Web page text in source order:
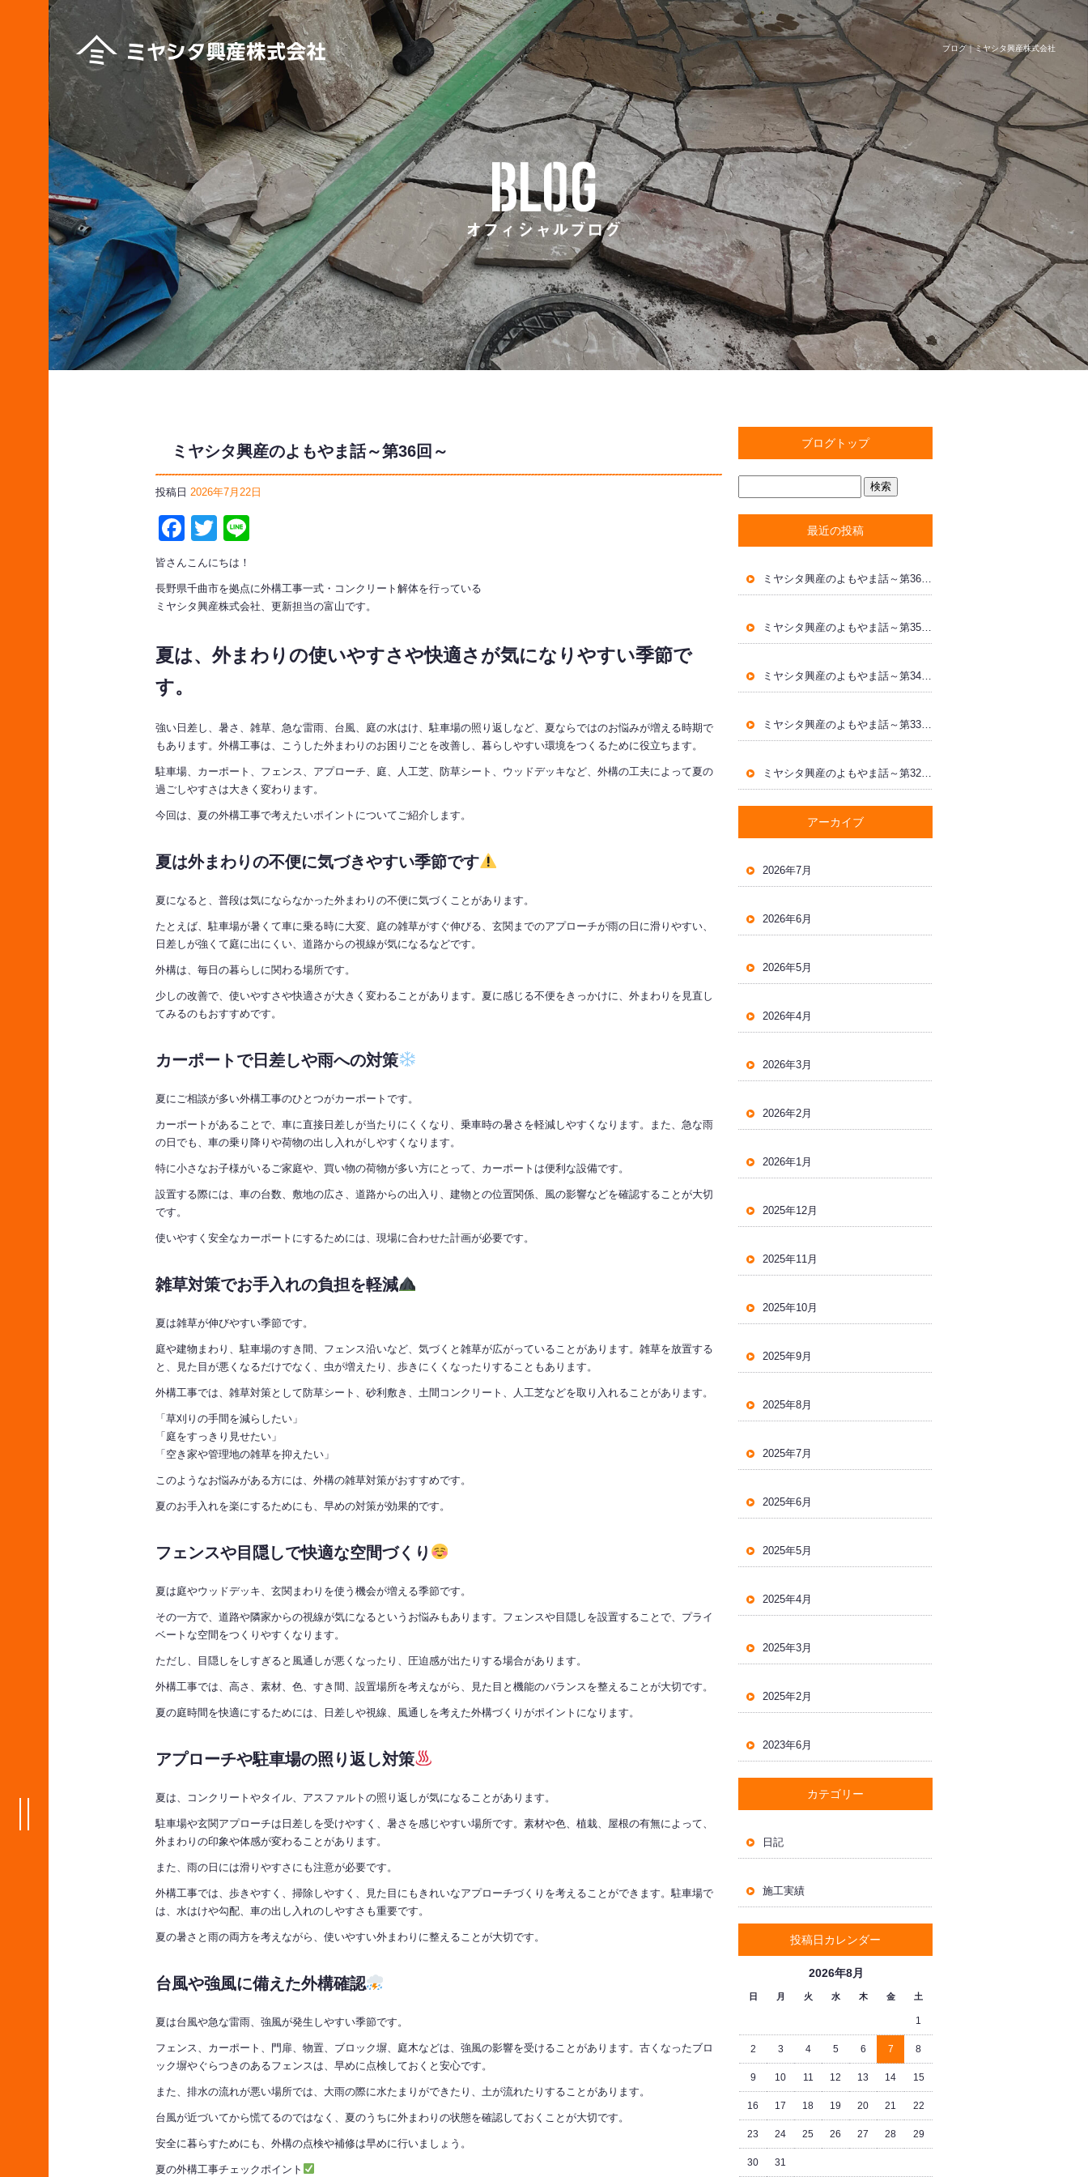
ブログ｜ミヤシタ興産株式会社
ミヤシタ興産のよもやま話～第36回～
投稿日 2026年7月22日
Facebook
Twitter
皆さんこんにちは！
長野県千曲市を拠点に外構工事一式・コンクリート解体を行っている
ミヤシタ興産株式会社、更新担当の富山です。
夏は、外まわりの使いやすさや快適さが気になりやすい季節で
す。
強い日差し、暑さ、雑草、急な雷雨、台風、庭の水はけ、駐車場の照り返しなど、夏ならではのお悩みが増える時期で
もあります。外構工事は、こうした外まわりのお困りごとを改善し、暮らしやすい環境をつくるために役立ちます。
駐車場、カーポート、フェンス、アプローチ、庭、人工芝、防草シート、ウッドデッキなど、外構の工夫によって夏の
過ごしやすさは大きく変わります。
今回は、夏の外構工事で考えたいポイントについてご紹介します。
夏は外まわりの不便に気づきやすい季節です
夏になると、普段は気にならなかった外まわりの不便に気づくことがあります。
たとえば、駐車場が暑くて車に乗る時に大変、庭の雑草がすぐ伸びる、玄関までのアプローチが雨の日に滑りやすい、
日差しが強くて庭に出にくい、道路からの視線が気になるなどです。
外構は、毎日の暮らしに関わる場所です。
少しの改善で、使いやすさや快適さが大きく変わることがあります。夏に感じる不便をきっかけに、外まわりを見直し
てみるのもおすすめです。
カーポートで日差しや雨への対策
夏にご相談が多い外構工事のひとつがカーポートです。
カーポートがあることで、車に直接日差しが当たりにくくなり、乗車時の暑さを軽減しやすくなります。また、急な雨
の日でも、車の乗り降りや荷物の出し入れがしやすくなります。
特に小さなお子様がいるご家庭や、買い物の荷物が多い方にとって、カーポートは便利な設備です。
設置する際には、車の台数、敷地の広さ、道路からの出入り、建物との位置関係、風の影響などを確認することが大切
です。
使いやすく安全なカーポートにするためには、現場に合わせた計画が必要です。
雑草対策でお手入れの負担を軽減
夏は雑草が伸びやすい季節です。
庭や建物まわり、駐車場のすき間、フェンス沿いなど、気づくと雑草が広がっていることがあります。雑草を放置する
と、見た目が悪くなるだけでなく、虫が増えたり、歩きにくくなったりすることもあります。
外構工事では、雑草対策として防草シート、砂利敷き、土間コンクリート、人工芝などを取り入れることがあります。
「草刈りの手間を減らしたい」
「庭をすっきり見せたい」
「空き家や管理地の雑草を抑えたい」
このようなお悩みがある方には、外構の雑草対策がおすすめです。
夏のお手入れを楽にするためにも、早めの対策が効果的です。
フェンスや目隠しで快適な空間づくり
夏は庭やウッドデッキ、玄関まわりを使う機会が増える季節です。
その一方で、道路や隣家からの視線が気になるというお悩みもあります。フェンスや目隠しを設置することで、プライ
ベートな空間をつくりやすくなります。
ただし、目隠しをしすぎると風通しが悪くなったり、圧迫感が出たりする場合があります。
外構工事では、高さ、素材、色、すき間、設置場所を考えながら、見た目と機能のバランスを整えることが大切です。
夏の庭時間を快適にするためには、日差しや視線、風通しを考えた外構づくりがポイントになります。
アプローチや駐車場の照り返し対策
夏は、コンクリートやタイル、アスファルトの照り返しが気になることがあります。
駐車場や玄関アプローチは日差しを受けやすく、暑さを感じやすい場所です。素材や色、植栽、屋根の有無によって、
外まわりの印象や体感が変わることがあります。
また、雨の日には滑りやすさにも注意が必要です。
外構工事では、歩きやすく、掃除しやすく、見た目にもきれいなアプローチづくりを考えることができます。駐車場で
は、水はけや勾配、車の出し入れのしやすさも重要です。
夏の暑さと雨の両方を考えながら、使いやすい外まわりに整えることが大切です。
台風や強風に備えた外構確認
夏は台風や急な雷雨、強風が発生しやすい季節です。
フェンス、カーポート、門扉、物置、ブロック塀、庭木などは、強風の影響を受けることがあります。古くなったブロ
ック塀やぐらつきのあるフェンスは、早めに点検しておくと安心です。
また、排水の流れが悪い場所では、大雨の際に水たまりができたり、土が流れたりすることがあります。
台風が近づいてから慌てるのではなく、夏のうちに外まわりの状態を確認しておくことが大切です。
安全に暮らすためにも、外構の点検や補修は早めに行いましょう。
夏の外構工事チェックポイント
ブログトップ
最近の投稿
アーカイブ
2026年7月
2026年6月
2026年5月
2026年4月
2026年3月
2026年2月
2026年1月
2025年12月
2025年11月
2025年10月
2025年9月
2025年8月
2025年7月
2025年6月
2025年5月
2025年4月
2025年3月
2025年2月
2023年6月
カテゴリー
日記
施工実績
投稿日カレンダー
2026年8月
日 月 火 水 木 金 土
1
2 3 4 5 6 7 8
9 10 11 12 13 14 15
16 17 18 19 20 21 22
23 24 25 26 27 28 29
30 31